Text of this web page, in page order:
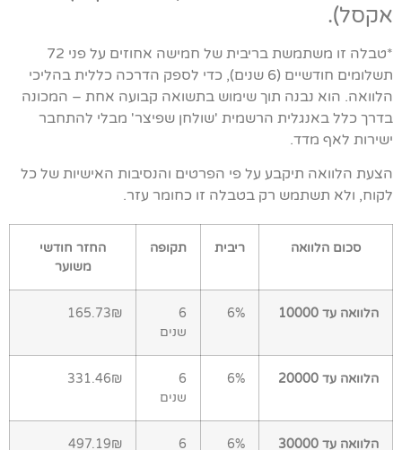
אקסל).
*טבלה זו משתמשת בריבית של חמישה אחוזים על פני 72
תשלומים חודשיים (6 שנים), כדי לספק הדרכה כללית בהליכי
הלוואה. הוא נבנה תוך שימוש בתשואה קבועה אחת – המכונה
בדרך כלל באנגלית הרשמית 'שולחן שפיצר' מבלי להתחבר
ישירות לאף מדד.
הצעת הלוואה תיקבע על פי הפרטים והנסיבות האישיות של כל
לקוח, ולא תשתמש רק בטבלה זו כחומר עזר.
סכום הלוואה ריבית תקופה
החזר חודשי
משוער
הלוואה עד 10000 6%
6
שנים
165.73₪
הלוואה עד 20000 6%
6
שנים
331.46₪
הלוואה עד 30000 6%
6
497.19₪